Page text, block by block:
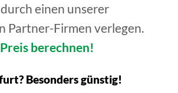
einen unserer
Partner-Firmen verlegen.
berechnen!
Besonders günstig!